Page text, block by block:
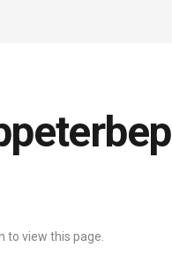
to view this page.